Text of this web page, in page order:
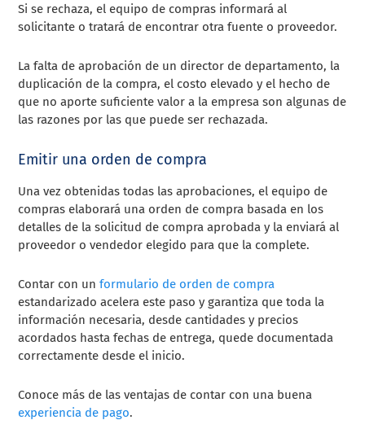
Si se rechaza, el equipo de compras informará al
solicitante o tratará de encontrar otra fuente o proveedor.
La falta de aprobación de un director de departamento, la
duplicación de la compra, el costo elevado y el hecho de
que no aporte suficiente valor a la empresa son algunas de
las razones por las que puede ser rechazada.
Emitir una orden de compra
Una vez obtenidas todas las aprobaciones, el equipo de
compras elaborará una orden de compra basada en los
detalles de la solicitud de compra aprobada y la enviará al
proveedor o vendedor elegido para que la complete.
Contar con unformulario de orden de compra
estandarizado acelera este paso y garantiza que toda la
información necesaria, desde cantidades y precios
acordados hasta fechas de entrega, quede documentada
correctamente desde el inicio.
Conoce más de las ventajas de contar con una buena
experiencia de pago.